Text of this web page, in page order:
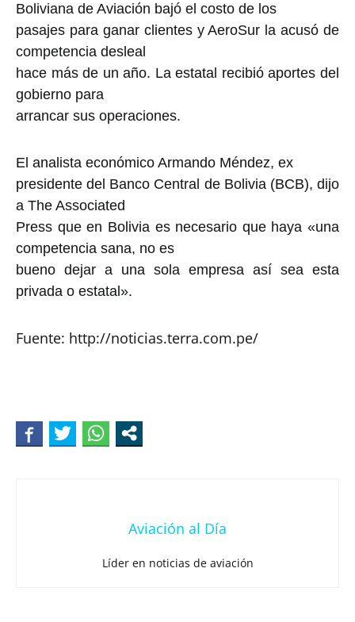
Boliviana de Aviación bajó el costo de los
pasajes para ganar clientes y AeroSur la acusó de
competencia desleal
hace más de un año. La estatal recibió aportes del
gobierno para
arrancar sus operaciones.
El analista económico Armando Méndez, ex
presidente del Banco Central de Bolivia (BCB), dijo
a The Associated
Press que en Bolivia es necesario que haya «una
competencia sana, no es
bueno dejar a una sola empresa así sea esta
privada o estatal».
Fuente: http://noticias.terra.com.pe/
Aviación al Día
Líder en noticias de aviación